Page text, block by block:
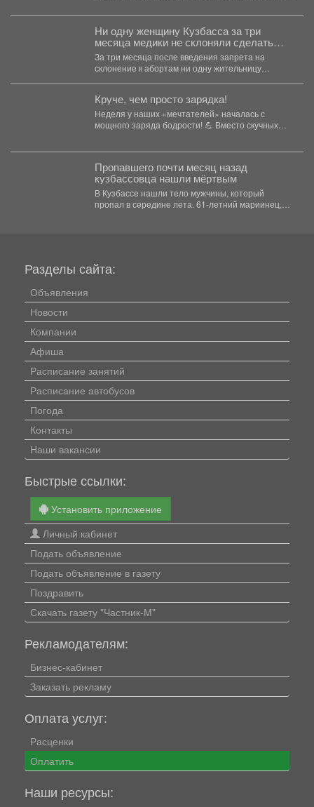
Ни одну женщину Кузбасса за три
месяца медики не склоняли сделать
аборт
За три месяца после введения запрета на
склонение к абортам ни одну жительницу
Круче, чем просто зарядка!
Неделя у наших «мечтателей» началась с
мощного заряда бодрости! 💪 Вместо скучных
Пропавшего почти месяц назад
кузбассовца нашли мёртвым
В Кузбассе нашли тело мужчины, который
пропал в середине лета. 61-летний мариинец,
Разделы сайта:
Объявления
Новости
Компании
Афиша
Расписание занятий
Расписание автобусов
Погода
Контакты
Наши вакансии
Быстрые ссылки:
Установить приложение
Личный кабинет
Подать объявление
Подать объявление в газету
Поздравить
Скачать газету "Частник-М"
Рекламодателям:
Бизнес-кабинет
Заказать рекламу
Оплата услуг:
Расценки
Оплатить
Наши ресурсы: